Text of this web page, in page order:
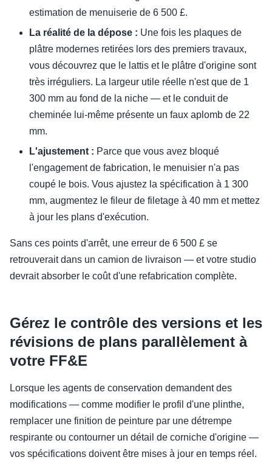
estimation de menuiserie de 6 500 £.
La réalité de la dépose : Une fois les plaques de
plâtre modernes retirées lors des premiers travaux,
vous découvrez que le lattis et le plâtre d'origine sont
très irréguliers. La largeur utile réelle n'est que de 1
300 mm au fond de la niche — et le conduit de
cheminée lui-même présente un faux aplomb de 22
mm.
L'ajustement : Parce que vous avez bloqué
l'engagement de fabrication, le menuisier n'a pas
coupé le bois. Vous ajustez la spécification à 1 300
mm, augmentez le fileur de filetage à 40 mm et mettez
à jour les plans d'exécution.
Sans ces points d'arrêt, une erreur de 6 500 £ se
retrouverait dans un camion de livraison — et votre studio
devrait absorber le coût d'une refabrication complète.
Gérez le contrôle des versions et les
révisions de plans parallèlement à
votre FF&E
Lorsque les agents de conservation demandent des
modifications — comme modifier le profil d'une plinthe,
remplacer une finition de peinture par une détrempe
respirante ou contourner un détail de corniche d'origine —
vos spécifications doivent être mises à jour en temps réel.